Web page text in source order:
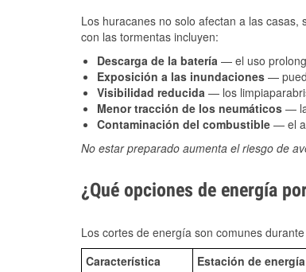
Los huracanes no solo afectan a las
con las tormentas incluyen:
Descarga de la batería — el uso
Exposición a las inundaciones —
Visibilidad reducida — los
Menor tracción de los neumáticos —
Contaminación del combustible — el
No estar preparado aumenta el riesgo de
¿Qué opciones de energía
Los cortes de energía son comunes
Característica
Estación de